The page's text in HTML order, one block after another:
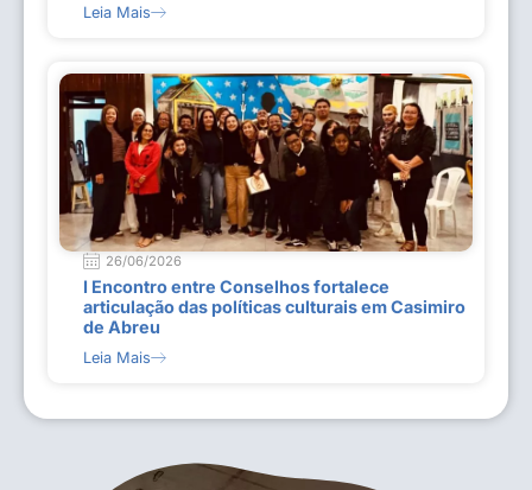
Leia Mais
26/06/2026
I Encontro entre Conselhos fortalece
articulação das políticas culturais em Casimiro
de Abreu
Leia Mais